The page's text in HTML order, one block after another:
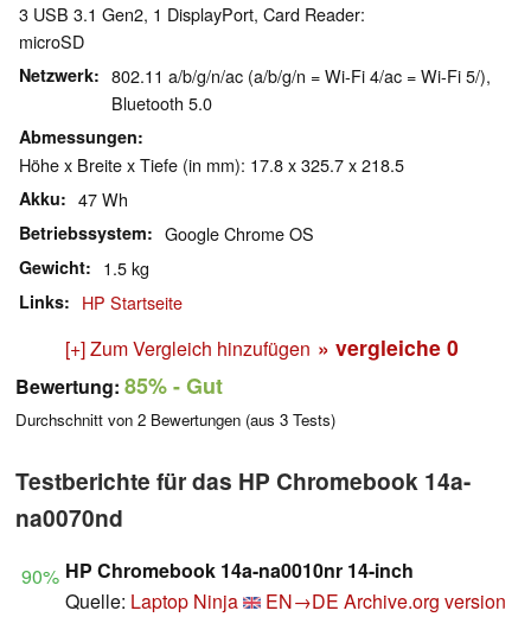
3 USB 3.1 Gen2, 1 DisplayPort, Card Reader:
microSD
Netzwerk
802.11 a/b/g/n/ac (a/b/g/n = Wi-Fi 4/ac = Wi-Fi 5/),
Bluetooth 5.0
Abmessungen
Höhe x Breite x Tiefe (in mm): 17.8 x 325.7 x 218.5
Akku 47 Wh
Betriebssystem Google Chrome OS
Gewicht 1.5 kg
Links HP Startseite
[+] Zum Vergleich hinzufügen » vergleiche 0
Bewertung: 85%- Gut
Durchschnitt von 2 Bewertungen (aus 3 Tests)
Testberichte für das HP Chromebook 14a-
na0070nd
90% HP Chromebook 14a-na0010nr 14-inch
Quelle: Laptop Ninja EN→DE Archive.org version